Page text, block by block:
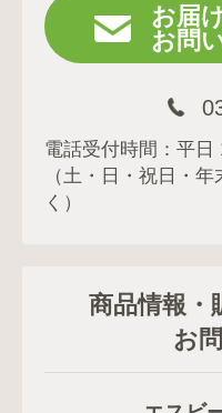
お届
お問
電話受付時間：平日
（土・日・祝日・
く）
商品情報・
お